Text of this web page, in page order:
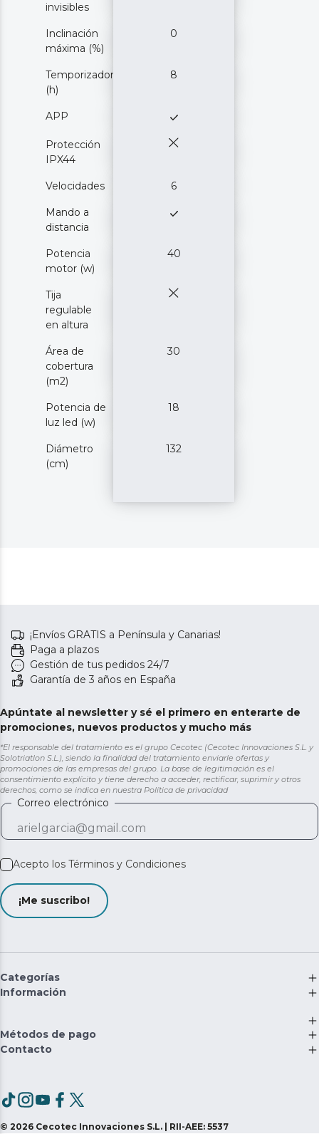
invisibles
Inclinación
máxima (%)
0
Temporizador
(h)
8
APP
Protección
IPX44
Velocidades 6
Mando a
distancia
Potencia
motor (w)
40
Tija
regulable
en altura
Área de
cobertura
(m2)
30
Potencia de
luz led (w)
18
Diámetro
(cm)
132
¡Envíos GRATIS a Península y Canarias!
Paga a plazos
Gestión de tus pedidos 24/7
Garantía de 3 años en España
Apúntate al newsletter y sé el primero en enterarte de
promociones, nuevos productos y mucho más
*El responsable del tratamiento es el grupo Cecotec (Cecotec Innovaciones S.L. y
Solotriatlon S.L.), siendo la finalidad del tratamiento enviarle ofertas y
promociones de las empresas del grupo. La base de legitimación es el
consentimiento explícito y tiene derecho a acceder, rectificar, suprimir y otros
derechos, como se indica en nuestra Política de privacidad
Correo electrónico
Acepto los Términos y Condiciones
¡Me suscribo!
Categorías
Información
Métodos de pago
Contacto
© 2026 Cecotec Innovaciones S.L. | RII-AEE: 5537